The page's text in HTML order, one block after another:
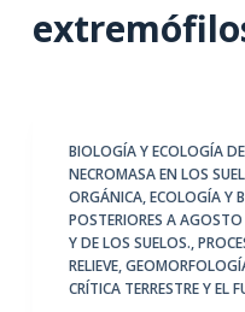
o
BIOLOGÍA Y ECOLOGÍA
NECROMASA EN LOS
ORGÁNICA,ECOLOGÍA Y
POSTERIORES A
Y DE LOS SUELOS.,
RELIEVE,
CRÍTICA TERRESTRE Y EL